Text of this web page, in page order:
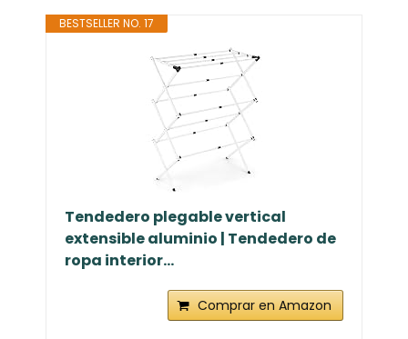
BESTSELLER NO. 17
Tendedero plegable vertical
extensible aluminio | Tendedero de
ropa interior...
Comprar en Amazon